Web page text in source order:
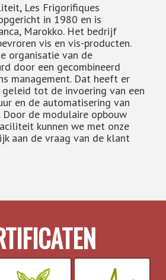
Les Frigorifiques
in 1980 en is
Marokko. Het bedrijf
vis en vis-producten.
organisatie van de
door een gecombineerd
management. Dat heeft er
tot de invoering van een
en de automatisering van
Door de modulaire opbouw
kunnen we met onze
aan de vraag van de klant